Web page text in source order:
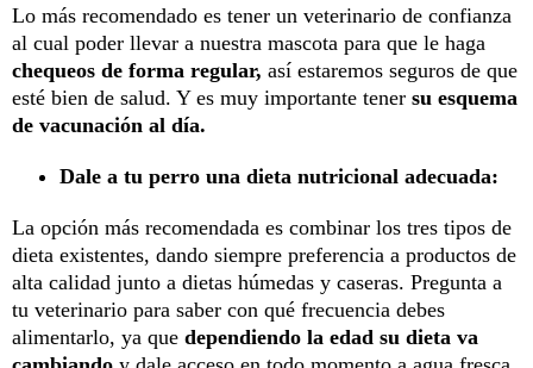
Lo más recomendado es tener un veterinario de confianza
al cual poder llevar a nuestra mascota para que le haga
chequeos de forma regular, así estaremos seguros de que
esté bien de salud. Y es muy importante tener su esquema
de vacunación al día.
Dale a tu perro una dieta nutricional adecuada:
La opción más recomendada es combinar los tres tipos de
dieta existentes, dando siempre preferencia a productos de
alta calidad junto a dietas húmedas y caseras. Pregunta a
tu veterinario para saber con qué frecuencia debes
alimentarlo, ya que dependiendo la edad su dieta va